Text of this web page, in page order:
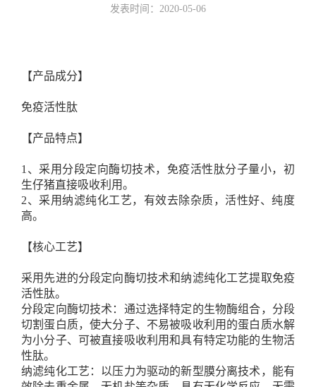
发表时间：2020-05-06
【产品成分】
免疫活性肽
【产品特点】
1、采用分段定向酶切技术，免疫活性肽分子量小，初
生仔猪直接吸收利用。
2、采用纳滤纯化工艺，有效去除杂质，活性好、纯度
高。
【核心工艺】
采用先进的分段定向酶切技术和纳滤纯化工艺提取免疫
活性肽。
分段定向酶切技术：通过选择特定的生物酶组合，分段
切割蛋白质，使大分子、不易被吸收利用的蛋白质水解
为小分子、可被直接吸收利用和具有特定功能的生物活
性肽。
纳滤纯化工艺：以压力为驱动的新型膜分离技术，能有